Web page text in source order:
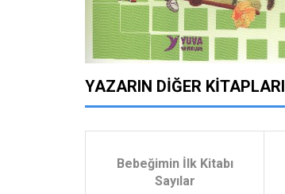
YAZARIN DIĞER KITAPLARI
Bebeğimin İlk Kitabı
Sayılar